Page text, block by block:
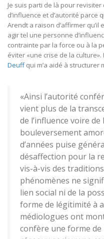
Je suis parti de là pour
d’influence et d’autorité parce
Arendt a raison d’affirmer qu’il
agir tel une personne
contrainte par la force ou à la
éviter «une crise de la culture».
Deuffqui m’a aidé à structurer
«Ainsi l’autorité
vient plus de la
de l’influence voire
bouleversement
d’années puise
désaffection pour la
vis-à-vis des
phénomènes ne
lien social ni de la
forme de légitimité à
médiologues ont
confère une forme de